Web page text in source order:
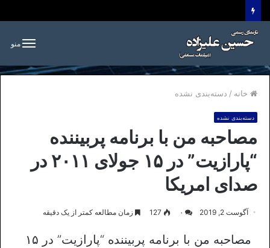
منو
خانه / دسته‌بندی نشده
دسته‌بندی نشده
مصاحبه من با برنامه پربیننده
“پارازیت” در ۱۵ جولای ۲۰۱۱ در
صدای امریکا
آگوست 2, 2019 ۰ 127 زمان مطالعه کمتر از یک دقیقه
مصاحبه من با برنامه پربیننده “پارازیت” در ۱۵